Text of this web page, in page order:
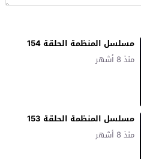
مسلسل المنظمة الحلقة 154
منذ 8 أشهر
مسلسل المنظمة الحلقة 153
منذ 8 أشهر